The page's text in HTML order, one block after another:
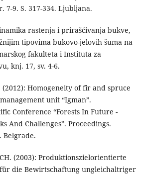
7-9. S. 317-334. Ljubljana.
rastenja i prirašćivanja bukve,
tipovima bukovo-jelovih šuma na
fakulteta i Instituta za
knj. 17, sv. 4-6.
(2012): Homogeneity of fir and spruce
unit “Igman”.
Conference “Forests In Future -
And Challenges”. Proceedings.
Belgrade.
(2003): Produktionszielorientierte
die Bewirtschaftung ungleichaltriger